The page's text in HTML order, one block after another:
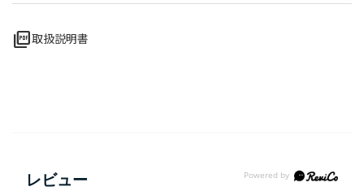
picture_as_pdf取扱説明書
レビュー